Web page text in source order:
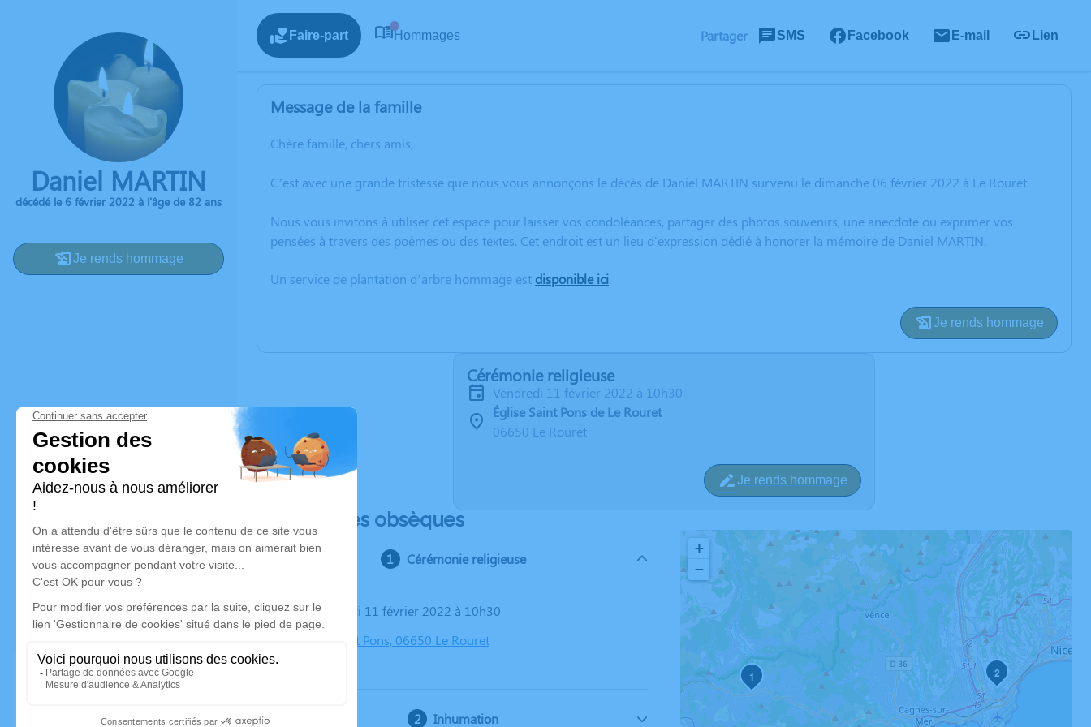
Daniel MARTIN
décédé le 6 février 2022 à l'âge de 82 ans
Je rends hommage
Faire-part Hommages Partager SMS Facebook E-mail Lien
Message de la famille
Chère famille, chers amis,
C’est avec une grande tristesse que nous vous annonçons le décès de Daniel MARTIN survenu le dimanche 06 février 2022 à Le Rouret.
Nous vous invitons à utiliser cet espace pour laisser vos condoléances, partager des photos souvenirs, une anecdote ou exprimer vos
pensées à travers des poèmes ou des textes. Cet endroit est un lieu d'expression dédié à honorer la mémoire de Daniel MARTIN.
Un service de plantation d’arbre hommage est disponible ici.
Je rends hommage
Cérémonie religieuse
vendredi 11 février 2022 à 10h30
Église Saint Pons de Le Rouret
06650 Le Rouret
Je rends hommage
Déroulé des obsèques
Cérémonie religieuse
Le vendredi 11 février 2022 à 10h30
Église Saint Pons, 06650 Le Rouret
Inhumation
1 2
+
−